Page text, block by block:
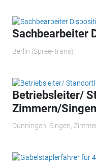
Sachbearbeiter
Berlin (Spree-Trans)
Betriebsleiter/
Zimmern/Singen
Dunningen, Singen,